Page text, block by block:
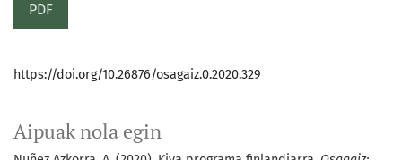
PDF
Aipuak nola egin
https://doi.org/10.26876/osagaiz.0.2020.329